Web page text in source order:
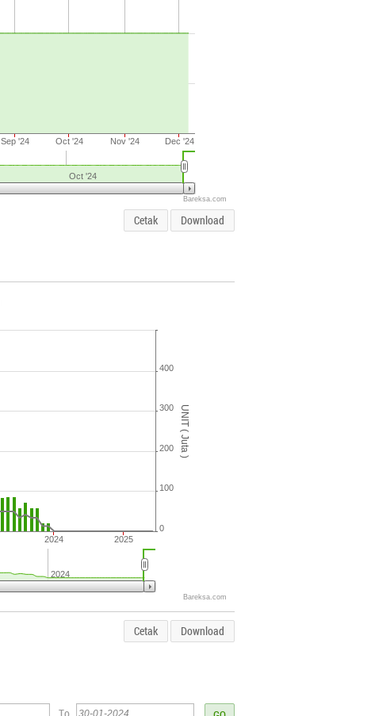
Sep '24 Oct '24 Nov '24 Dec '24
Oct '24
Bareksa.com
Cetak Download
UNIT ( Juta )
2024 2025
0
100
200
300
400
2024
Bareksa.com
Cetak Download